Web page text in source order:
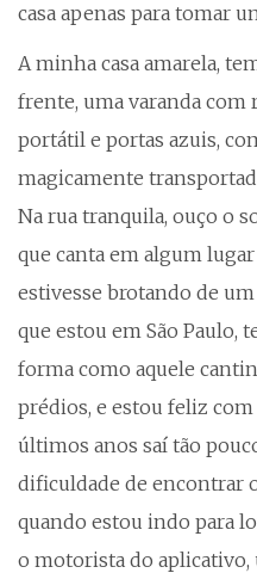
casa apenas para tomar
A minha casa amarela,
frente, uma varanda com
portátil e portas azuis,
magicamente
Na rua tranquila, ouço o
que canta em algum
estivesse brotando de
que estou em São Paulo,
forma como aquele
prédios, e estou feliz
últimos anos saí tão
dificuldade de encontrar
quando estou indo para
o motorista do aplicativo,